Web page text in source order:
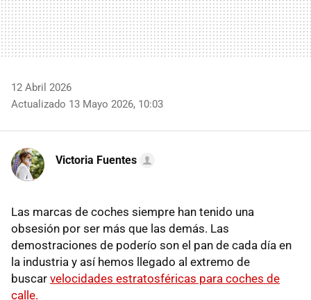
12 Abril 2026
Actualizado 13 Mayo 2026, 10:03
Victoria Fuentes
Las marcas de coches siempre han tenido una
obsesión por ser más que las demás. Las
demostraciones de poderío son el pan de cada día en
la industria y así hemos llegado al extremo de
buscar velocidades estratosféricas para coches de
calle.